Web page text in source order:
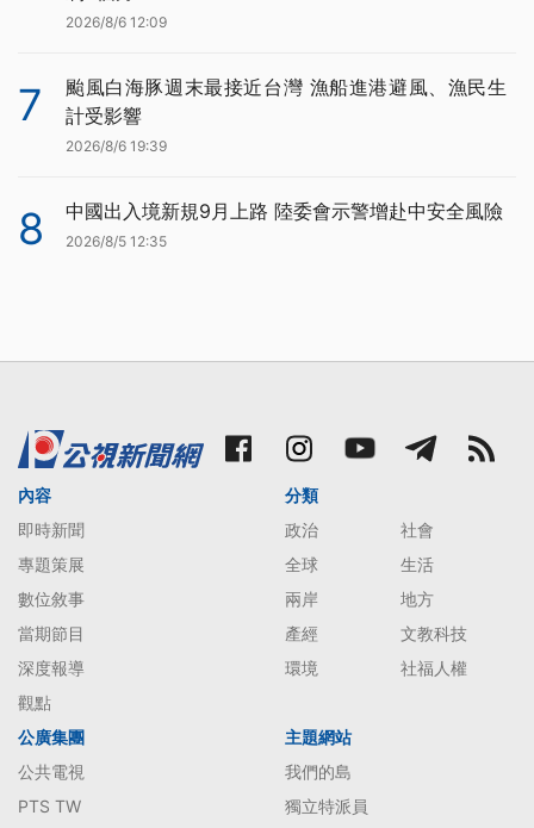
2026/8/6 12:09
7
颱風白海豚週末最接近台灣 漁船進港避風、漁民生
計受影響
2026/8/6 19:39
8 中國出入境新規9月上路 陸委會示警增赴中安全風險
2026/8/5 12:35
內容
即時新聞
專題策展
數位敘事
當期節目
深度報導
觀點
分類
政治
社會
全球
生活
兩岸
地方
產經
文教科技
環境
社福人權
公廣集團
公共電視
PTS TW
主題網站
我們的島
獨立特派員